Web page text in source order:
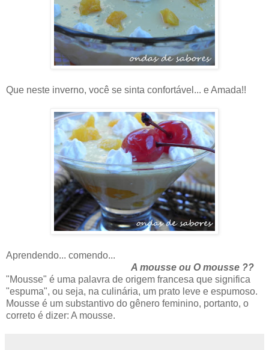
Que neste inverno, você se sinta confortável... e Amada!!
Aprendendo... comendo...
A mousse ou O mousse ??
"Mousse" é uma palavra de origem francesa que significa
"espuma", ou seja, na culinária, um prato leve e espumoso.
Mousse é um substantivo do gênero feminino, portanto, o
correto é dizer: A mousse.